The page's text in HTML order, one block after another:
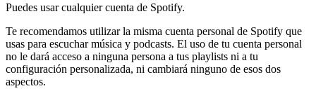
Puedes usar cualquier cuenta de Spotify.
Te recomendamos utilizar la misma cuenta personal de Spotify que
usas para escuchar música y podcasts. El uso de tu cuenta personal
no le dará acceso a ninguna persona a tus playlists ni a tu
configuración personalizada, ni cambiará ninguno de esos dos
aspectos.